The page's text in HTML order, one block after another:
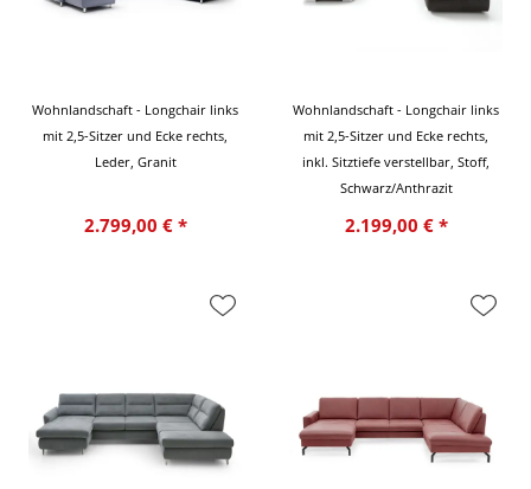
Wohnlandschaft - Longchair links
mit 2,5-Sitzer und Ecke rechts,
Leder, Granit
2.799,00 € *
Wohnlandschaft - Longchair links
mit 2,5-Sitzer und Ecke rechts,
inkl. Sitztiefe verstellbar, Stoff,
Schwarz/Anthrazit
2.199,00 € *